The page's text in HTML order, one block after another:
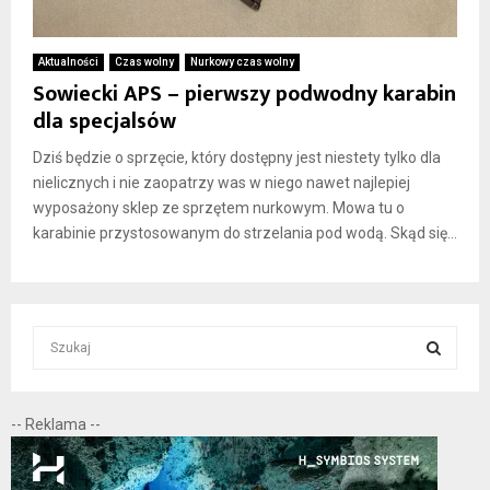
Aktualności Czas wolny Nurkowy czas wolny
Sowiecki APS – pierwszy podwodny karabin
dla specjalsów
Dziś będzie o sprzęcie, który dostępny jest niestety tylko dla
nielicznych i nie zaopatrzy was w niego nawet najlepiej
wyposażony sklep ze sprzętem nurkowym. Mowa tu o
karabinie przystosowanym do strzelania pod wodą. Skąd się...
c
h
f
E
A
-- Reklama --